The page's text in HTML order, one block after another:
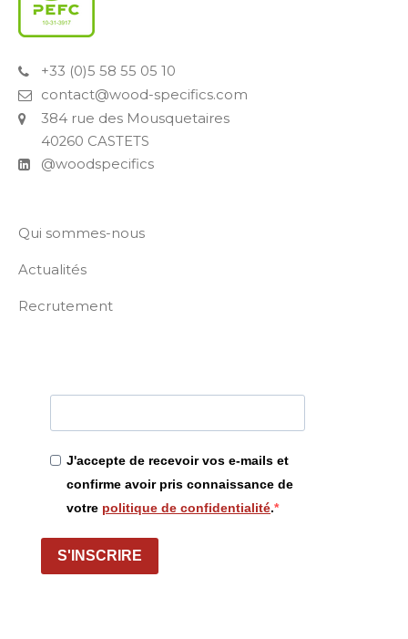
+33 (0)5 58 55 05 10
contact@wood-specifics.com
384 rue des Mousquetaires
40260 CASTETS
@woodspecifics
Qui sommes-nous
Actualités
Recrutement
J'accepte de recevoir vos e-mails et
confirme avoir pris connaissance de
votre politique de confidentialité.
S'INSCRIRE